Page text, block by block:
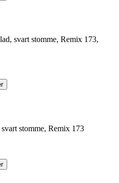
svart stomme, Remix 173,
stomme, Remix 173